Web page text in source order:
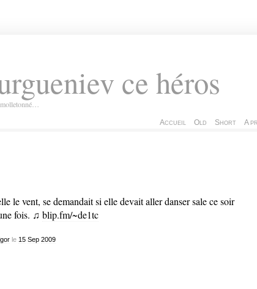
ce héros
Accueil Old Short A
le vent, se demandait si elle devait aller danser sale ce soir
fois. ♫ blip.fm/~de1tc
le 15 Sep 2009